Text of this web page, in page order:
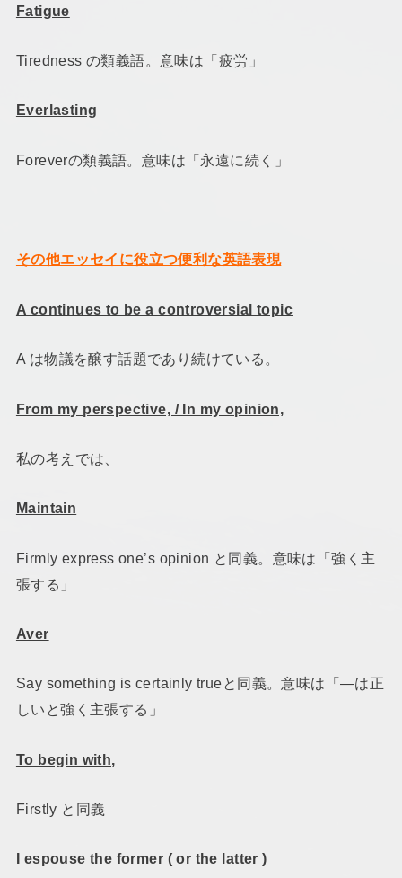
Fatigue
Tiredness の類義語。意味は「疲労」
Everlasting
Foreverの類義語。意味は「永遠に続く」
その他エッセイに役立つ便利な英語表現
A continues to be a controversial topic
A は物議を醸す話題であり続けている。
From my perspective, / In my opinion,
私の考えでは、
Maintain
Firmly express one’s opinion と同義。意味は「強く主
張する」
Aver
Say something is certainly trueと同義。意味は「―は正
しいと強く主張する」
To begin with,
Firstly と同義
I espouse the former ( or the latter )